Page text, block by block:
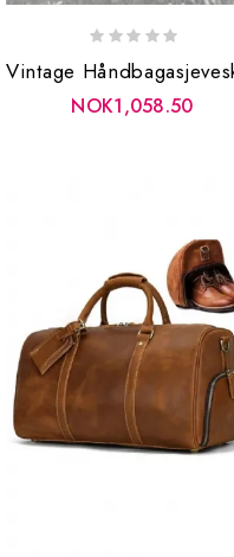
NOK1,058.50